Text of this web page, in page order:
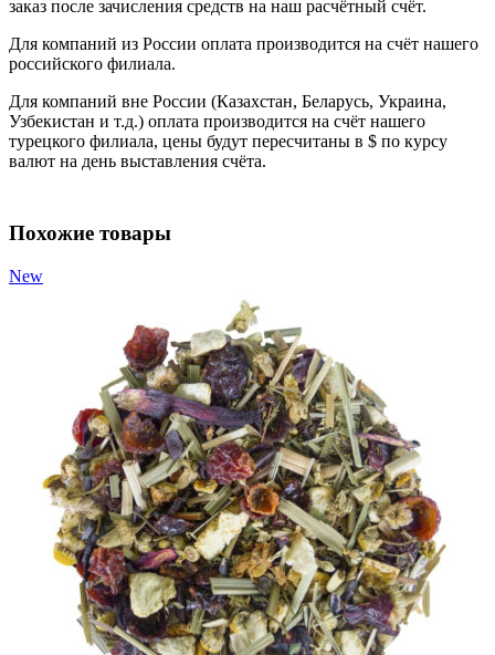
заказ после зачисления средств на наш расчётный счёт.
Для компаний из России оплата производится на счёт нашего
российского филиала.
Для компаний вне России (Казахстан, Беларусь, Украина,
Узбекистан и т.д.) оплата производится на счёт нашего
турецкого филиала, цены будут пересчитаны в $ по курсу
валют на день выставления счёта.
Похожие товары
New